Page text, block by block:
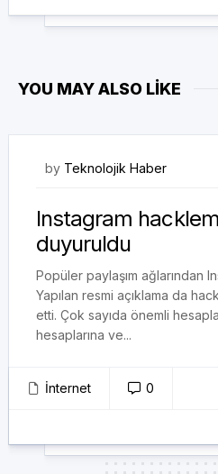
YOU MAY ALSO LIKE
by Teknolojik Haber
Instagram
duyuruldu
Popüler paylaşım ağlarından
Yapılan resmi açıklama da
etti. Çok sayıda önemli
hesaplarına ve...
İnternet 0